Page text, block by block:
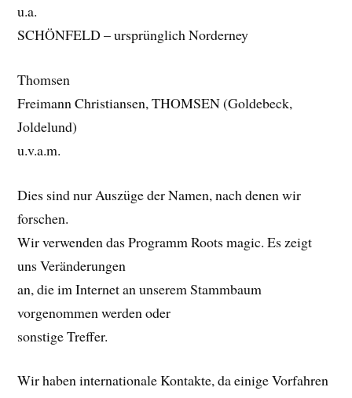
u.a.
SCHÖNFELD – ursprünglich Norderney
Thomsen
Freimann Christiansen, THOMSEN (Goldebeck,
Joldelund)
u.v.a.m.
Dies sind nur Auszüge der Namen, nach denen wir
forschen.
Wir verwenden das Programm Roots magic. Es zeigt
uns Veränderungen
an, die im Internet an unserem Stammbaum
vorgenommen werden oder
sonstige Treffer.
Wir haben internationale Kontakte, da einige Vorfahren